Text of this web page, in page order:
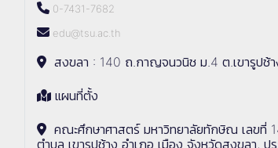
0-7431-7682
edu@tsu.ac.th
สงขลา : 140 ถ.กาญจนวนิช ม.4 ต.เขารูปช้า
แผนที่ตั้ง
คณะศึกษาศาสตร์ มหาวิทยาลัยทักษิณ เลขที่
ตำบล เขารูปช้าง อำเภอ เมือง จังหวัดสงขลา, ป